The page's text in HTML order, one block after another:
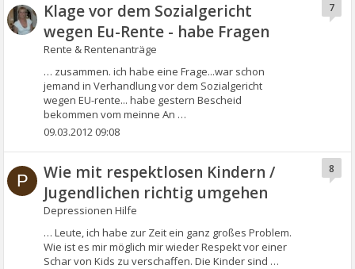
Klage vor dem Sozialgericht
wegen Eu-Rente - habe Fragen
Rente & Rentenanträge
… zusammen. ich habe eine Frage...war schon
jemand in Verhandlung vor dem Sozialgericht
wegen EU-rente... habe gestern Bescheid
bekommen vom meinne An …
7
09.03.2012 09:08
P
Wie mit respektlosen Kindern /
Jugendlichen richtig umgehen
Depressionen Hilfe
… Leute, ich habe zur Zeit ein ganz großes Problem.
Wie ist es mir möglich mir wieder Respekt vor einer
Schar von Kids zu verschaffen. Die Kinder sind …
8